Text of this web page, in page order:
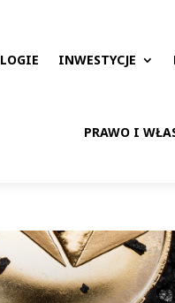
INWESTYCJE
PRAWO I